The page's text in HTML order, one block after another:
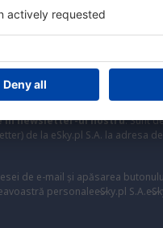
bun, pe cuvânt de
în newsletter-ul nostru. Sunt
de la eSky.pl S.A. la adresa
de e-mail și apăsarea
personaleeSky.pl S.A.